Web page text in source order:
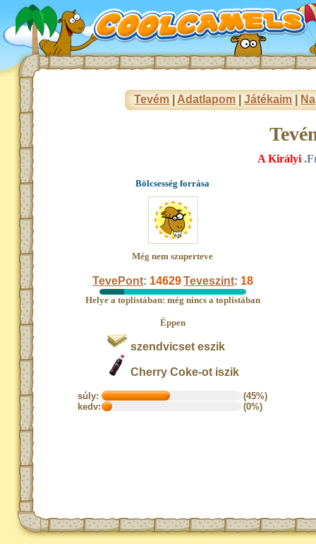
Tevém Adatlapom |Játékaim
A Királyi
Bölcsesség forrása
Még nem szuperteve
TevePont: 14629Teveszint: 18
Helye a toplistában: még nincs a toplistában
Éppen
szendvicset eszik
Cherry Coke-ot iszik
súly:
(45%)
kedv:
(0%)